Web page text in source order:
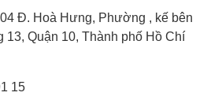
Đ. Hoà Hưng, Phường , kế bên
13, Quận 10, Thành phố Hồ Chí
15